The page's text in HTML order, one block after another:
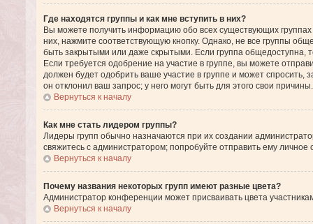
Где находятся группы и как мне вступить в них?
Вы можете получить информацию обо всех существующих
них, нажмите соответствующую кнопку. Однако, не все группы
быть закрытыми или даже скрытыми. Если группа общедоступна,
Если требуется одобрение на участие в группе, вы можете
должен будет одобрить ваше участие в группе и может
он отклонил ваш запрос; у него могут быть для этого свои причины.
Вернуться к началу
Как мне стать лидером группы?
Лидеры групп обычно назначаются при их создании
свяжитесь с администратором; попробуйте отправить ему личное
Вернуться к началу
Почему названия некоторых групп имеют разные цвета?
Администратор конференции может присваивать цвета
Вернуться к началу